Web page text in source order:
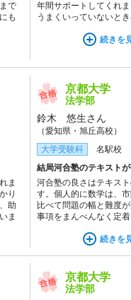
で
も
年間サポートしてくれ
うまくいっていないと
て話を聞いてくれたこ
続きを
ま
り
助
ま
京都大学
法学部
鈴木 悠生さん
（愛知県・旭丘高校）
大学受験科
名駅校
結局河合塾のテキスト
河合塾の良さはテキス
す。個人的に数学は、
比べて問題の幅と難度
事項をまんべんなく定
目のテキストは、コン
続きを
京都大学
法学部